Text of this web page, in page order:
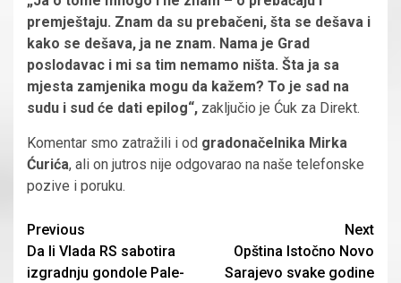
premještaju. Znam da su prebačeni, šta se dešava i
kako se dešava, ja ne znam. Nama je Grad
poslodavac i mi sa tim nemamo ništa. Šta ja sa
mjesta zamjenika mogu da kažem? To je sad na
sudu i sud će dati epilog“, zaključio je Ćuk za Direkt.
Komentar smo zatražili i od gradonačelnika Mirka
Ćurića, ali on jutros nije odgovarao na naše telefonske
pozive i poruku.
Continue
Reading
Previous
Da li Vlada RS sabotira
izgradnju gondole Pale-
Next
Оpština Istočno Novo
Sarajevo svake godine